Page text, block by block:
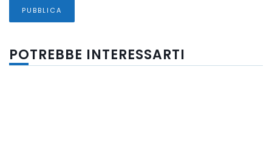
POTREBBE INTERESSARTI